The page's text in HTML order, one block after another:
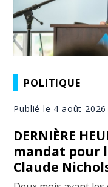
POLITIQUE
Publié le 4 août 2026
DERNIÈRE
mandat pour
Claude